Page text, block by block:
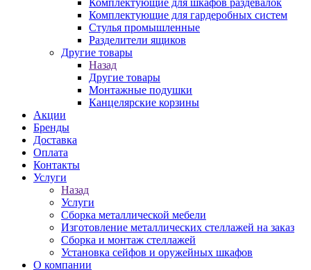
Комплектующие для шкафов раздевалок
Комплектующие для гардеробных систем
Стулья промышленные
Разделители ящиков
Другие товары
Назад
Другие товары
Монтажные подушки
Канцелярские корзины
Акции
Бренды
Доставка
Оплата
Контакты
Услуги
Назад
Услуги
Сборка металлической мебели
Изготовление металлических стеллажей на заказ
Сборка и монтаж стеллажей
Установка сейфов и оружейных шкафов
О компании